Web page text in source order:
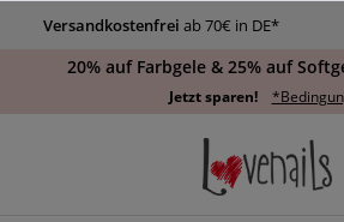
Versandkostenfrei ab 70€ in DE*
20% auf Farbgele & 25% auf
Jetzt sparen!